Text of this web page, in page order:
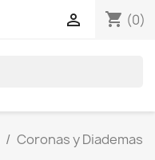
shopping_cart (0)

Coronas y Diademas